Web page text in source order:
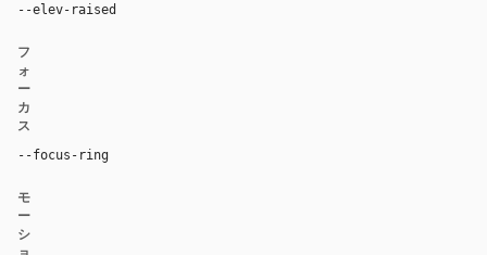
--elev-raised
フ
ォ
ー
カ
ス
--focus-ring
モ
ー
シ